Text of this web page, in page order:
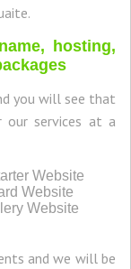
hosting,
you will see that
our services at a
Website
Website
Website
and we will be